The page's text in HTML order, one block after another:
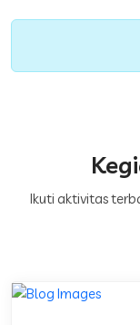
Ikuti aktivitas